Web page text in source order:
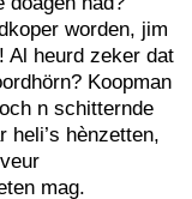
worden, jim
Al heurd zeker dat
Koopman
n schitternde
heli’s hènzetten,
mag.